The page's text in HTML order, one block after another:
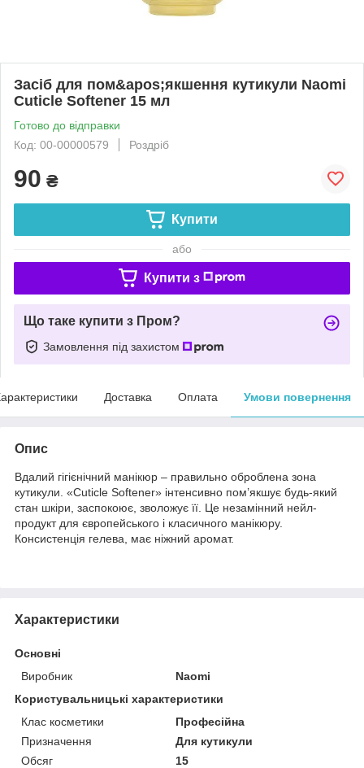
Засіб для пом&apos;якшення кутикули Naomi
Cuticle Softener 15 мл
Готово до відправки
Код: 00-00000579
Роздріб
90 ₴
Купити
або
Купити з
Що таке купити з Пром?
Замовлення під захистом
Доставка Оплата Умови повернення
Опис
Вдалий гігієнічний манікюр – правильно оброблена зона
кутикули. «Cuticle Softener» інтенсивно пом’якшує будь-який
стан шкіри, заспокоює, зволожує її. Це незамінний нейл-
продукт для європейського і класичного манікюру.
Консистенція гелева, має ніжний аромат.
Характеристики
Основні
Виробник
Naomi
Користувальницькі характеристики
Клас косметики
Професійна
Призначення
Для кутикули
Обсяг
15